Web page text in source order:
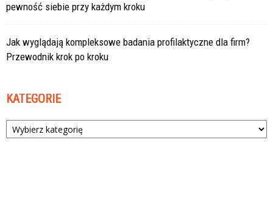
pewność siebie przy każdym kroku
Jak wyglądają kompleksowe badania profilaktyczne dla firm?
Przewodnik krok po kroku
KATEGORIE
Kategorie